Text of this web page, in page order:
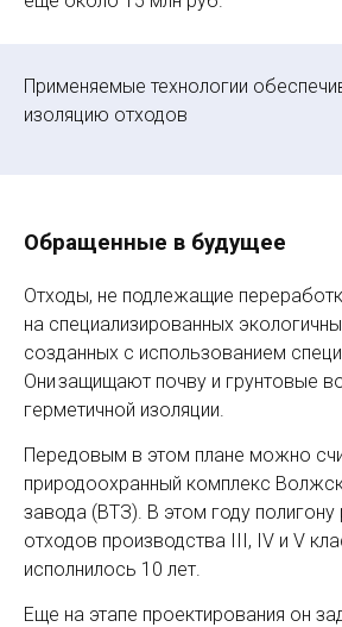
Применяемые технологии
изоляцию отходов
Обращенные в будущее
Отходы, не подлежащие
на специализированных
созданных с использованием
Они защищают почву и грунтовые
герметичной изоляции.
Передовым в этом плане можно
природоохранный комплекс
завода (ВТЗ). В этом году
отходов производства III, IV и V
исполнилось 10 лет.
Еще на этапе проектирования он